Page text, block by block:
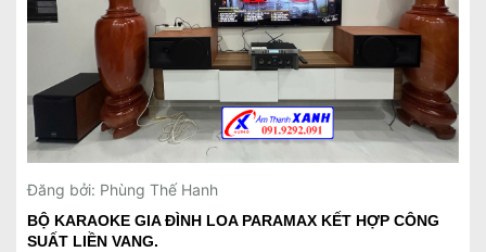
Đăng bởi: Phùng Thế Hanh
BỘ KARAOKE GIA ĐÌNH LOA PARAMAX KẾT HỢP CÔNG
SUẤT LIỀN VANG.